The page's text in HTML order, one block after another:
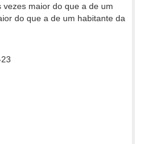
maior do que a de um
do que a de um habitante da